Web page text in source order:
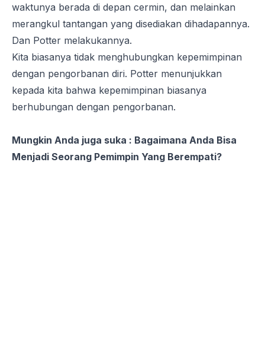
waktunya berada di depan cermin, dan melainkan
merangkul tantangan yang disediakan dihadapannya.
Dan Potter melakukannya.
Kita biasanya tidak menghubungkan kepemimpinan
dengan pengorbanan diri. Potter menunjukkan
kepada kita bahwa kepemimpinan biasanya
berhubungan dengan pengorbanan.
Mungkin Anda juga suka : Bagaimana Anda Bisa
Menjadi Seorang Pemimpin Yang Berempati?